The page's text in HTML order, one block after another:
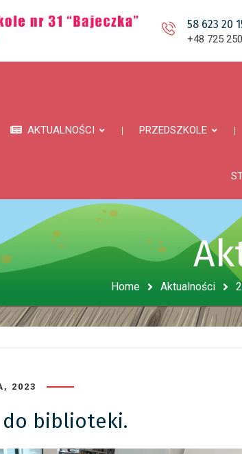
58 623 20
+48 725
AKTUALNOŚCI PRZEDSZKOLE
Home Aktualności
2023
do biblioteki.